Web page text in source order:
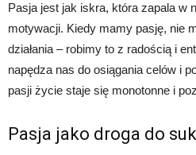
Pasja jest jak iskra, która zapala w
motywacji. Kiedy mamy pasję, nie
działania – robimy to z radością i
napędza nas do osiągania celów i
pasji życie staje się monotonne i
Pasja jako droga do